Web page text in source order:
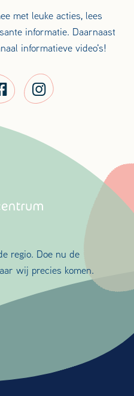
met leuke acties, lees
informatie. Daarnaast
informatieve video's!
regio. Doe nu de
wij precies komen.